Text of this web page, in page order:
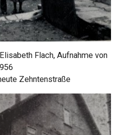
Flach, Aufnahme von
Zehntenstraße